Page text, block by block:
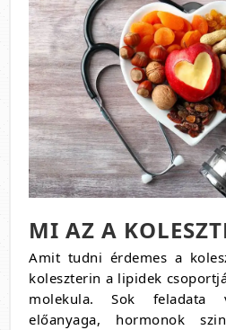
MI AZ A
Amit tudni érdemes a
koleszterin a lipidek
molekula. Sok feladata
előanyaga, hormonok